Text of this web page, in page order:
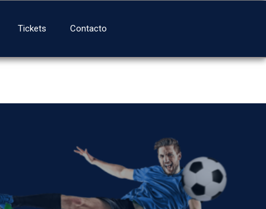
Tickets Contacto